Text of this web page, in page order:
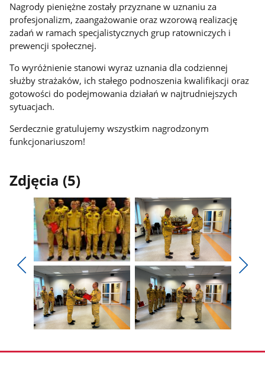
Nagrody pieniężne zostały przyznane w uznaniu za
profesjonalizm, zaangażowanie oraz wzorową realizację
zadań w ramach specjalistycznych grup ratowniczych i
prewencji społecznej.
To wyróżnienie stanowi wyraz uznania dla codziennej
służby strażaków, ich stałego podnoszenia kwalifikacji oraz
gotowości do podejmowania działań w najtrudniejszych
sytuacjach.
Serdecznie gratulujemy wszystkim nagrodzonym
funkcjonariuszom!
Zdjęcia (5)
Pokaż
poprzednie
zdjęcia
Pokaż
zdjęcie
1
z
galerii.
Pokaż
zdjęcie
2
z
galerii.
zdjęcie
zdjęcie